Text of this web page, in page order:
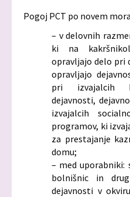
Pogoj PCT po novem
– v delovnih
ki na
opravljajo delo pri
opravljajo
pri izvajalcih
dejavnosti,
izvajalcih
programov, ki
za prestajanje
domu;
– med
bolnišnic in
dejavnosti v